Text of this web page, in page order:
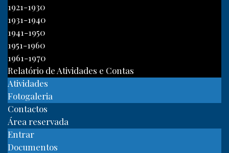
1921-1930
1931-1940
1941-1950
1951-1960
1961-1970
Relatório de Atividades e Contas
Atividades
Fotogaleria
Contactos
Área reservada
Entrar
Documentos